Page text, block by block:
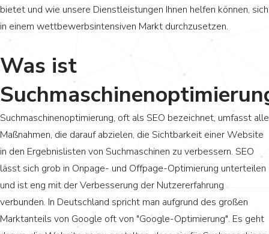
bietet und wie unsere Dienstleistungen Ihnen helfen können, sich
in einem wettbewerbsintensiven Markt durchzusetzen.
Was ist
Suchmaschinenoptimierung, oft als SEO bezeichnet, umfasst alle
Maßnahmen, die darauf abzielen, die Sichtbarkeit einer Website
in den Ergebnislisten von Suchmaschinen zu verbessern. SEO
lässt sich grob in Onpage- und Offpage-Optimierung unterteilen
und ist eng mit der Verbesserung der Nutzererfahrung
verbunden. In Deutschland spricht man aufgrund des großen
Marktanteils von Google oft von "Google-Optimierung". Es geht